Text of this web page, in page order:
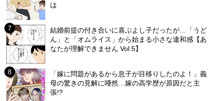
は
結婚前提の付き合いに喜ぶよし子だったが…「うど
ん」と「オムライス」から始まる小さな違和感【あ
なたが理解できません Vol.5】
「嫁に問題があるから息子が目移りしたのよ！」義
母の驚きの見解に唖然…嫁の高学歴が原因だと主
張!?